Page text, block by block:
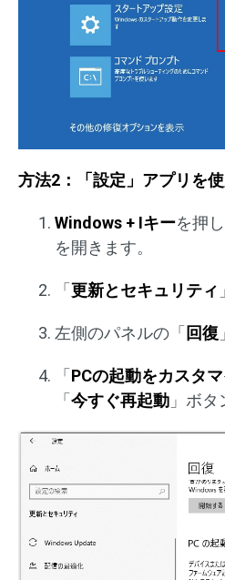
方法2：「設定」アプリを使
Windows + Iキーを押
を開きます。
「 更新とセキュリティ
左側のパネルの「 回復
「 PCの起動をカスタ
「 今すぐ再起動 」ボタ